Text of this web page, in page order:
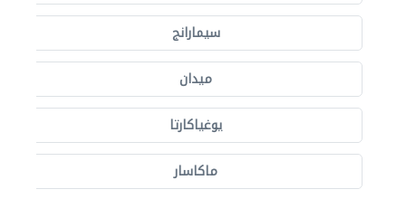
سيمارانج
ميدان
يوغياكارتا
ماكاسار